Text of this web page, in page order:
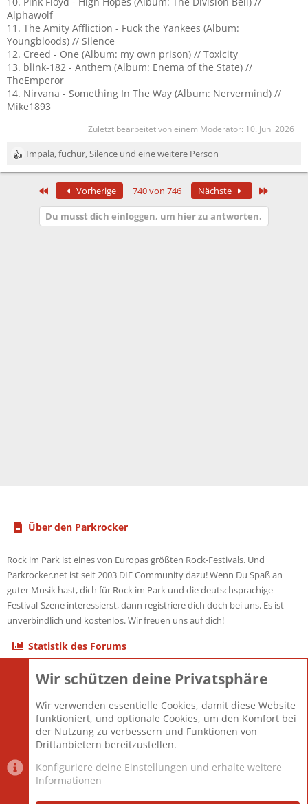
Alphawolf
11. The Amity Affliction - Fuck the Yankees (Album:
Youngbloods) // Silence
12. Creed - One (Album: my own prison) // Toxicity
13. blink-182 - Anthem (Album: Enema of the State) //
TheEmperor
14. Nirvana - Something In The Way (Album: Nervermind) //
Mike1893
Zuletzt bearbeitet von einem Moderator: 10. Juni 2026
R
e
Impala,fuchur,Silence und eine weitere Person
Erste Vorherige 740 von 746 Nächste
Du musst dich einloggen, um hier zu antworten.
Über den Parkrocker
Rock im Park ist eines von Europas größten Rock-Festivals. Und
Parkrocker.net ist seit 2003 DIE Community dazu! Wenn Du Spaß an
guter Musik hast, dich für Rock im Park und die deutschsprachige
Festival-Szene interessierst, dann registriere dich doch bei uns. Es ist
unverbindlich und kostenlos. Wir freuen uns auf dich!
Statistik des Forums
Themen
Mitglieder
12.427
Neuestes Mitglied
Berlin
Wir schützen deine Privatsphäre
Wir verwenden essentielle Cookies, damit diese Website
funktioniert, und optionale Cookies, um den Komfort bei
der Nutzung zu verbessern und Funktionen von
Drittanbietern bereitzustellen.
Konfiguriere deine Einstellungen und erhalte weitere
Informationen